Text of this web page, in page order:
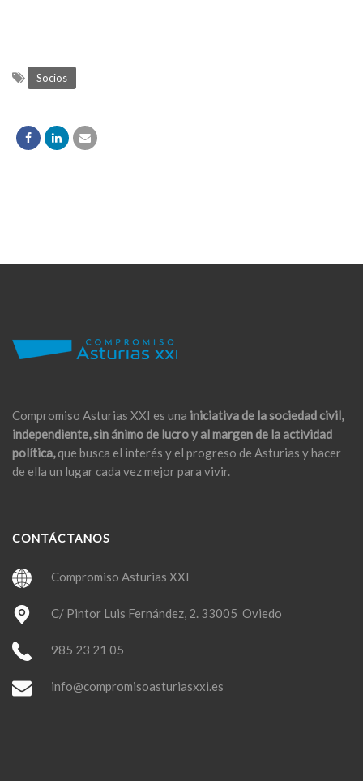
Socios
Compromiso Asturias XXI es una iniciativa de la sociedad civil,
independiente, sin ánimo de lucro y al margen de la actividad
política,que busca el interés y el progreso de Asturias y hacer
de ella un lugar cada vez mejor para vivir.
CONTÁCTANOS
Compromiso Asturias XXI
C/ Pintor Luis Fernández, 2. 33005 Oviedo
985 23 21 05
info@compromisoasturiasxxi.es